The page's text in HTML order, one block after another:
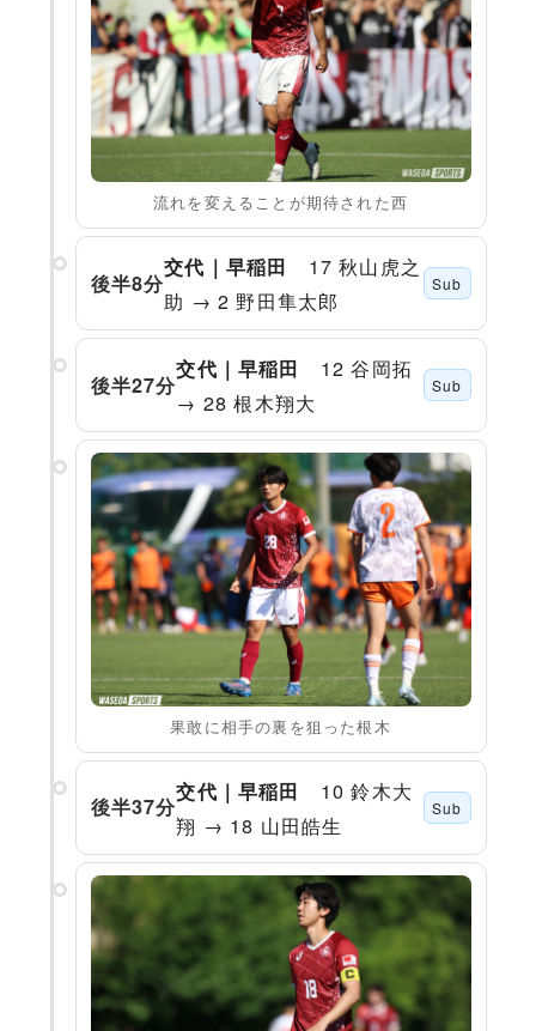
流れを変えることが期待された西
後半8分
交代｜早稲田
17 秋山虎之
助 → 2 野田隼太郎
Sub
後半27分
交代｜早稲田
12 谷岡拓
→ 28 根木翔大
Sub
果敢に相手の裏を狙った根木
後半37分
交代｜早稲田
10 鈴木大
翔 → 18 山田皓生
Sub